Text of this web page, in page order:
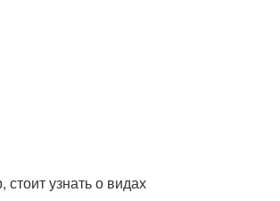
узнать о видах